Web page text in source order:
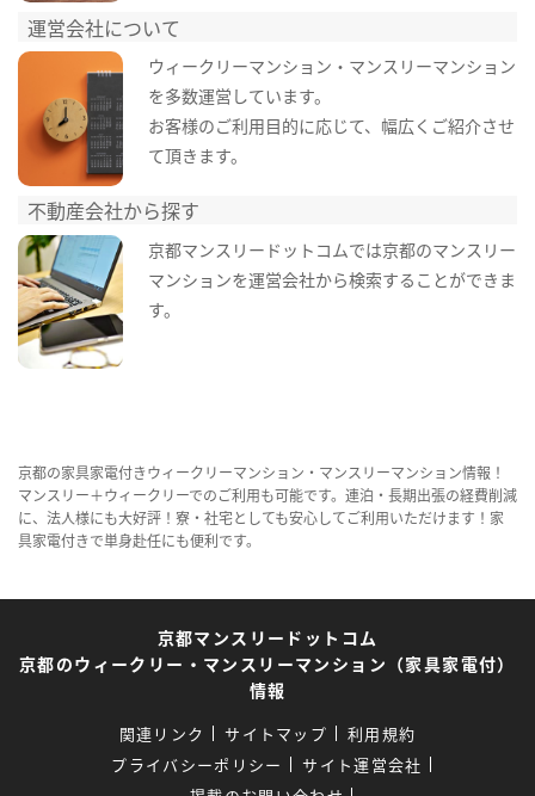
運営会社について
ウィークリーマンション・マンスリーマンション
を多数運営しています。
お客様のご利用目的に応じて、幅広くご紹介させ
て頂きます。
不動産会社から探す
京都マンスリードットコムでは京都のマンスリー
マンションを運営会社から検索することができま
す。
京都の家具家電付きウィークリーマンション・マンスリーマンション情報！
マンスリー＋ウィークリーでのご利用も可能です。連泊・長期出張の経費削減
に、法人様にも大好評！寮・社宅としても安心してご利用いただけます！家
具家電付きで単身赴任にも便利です。
京都マンスリードットコム
京都のウィークリー・マンスリーマンション（家具家電付）
情報
関連リンク サイトマップ
利用規約
プライバシーポリシー
サイト運営会社